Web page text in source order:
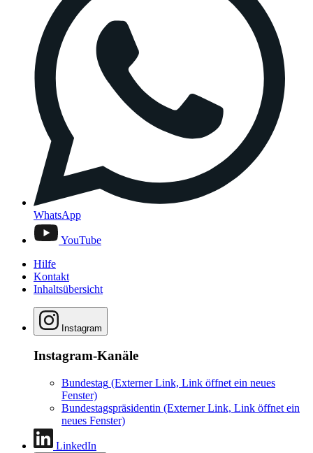
WhatsApp
YouTube
Hilfe
Kontakt
Inhaltsübersicht
Instagram
Instagram-Kanäle
Bundestag (Externer Link, Link öffnet ein neues
Fenster)
Bundestagspräsidentin (Externer Link, Link öffnet ein
neues Fenster)
LinkedIn